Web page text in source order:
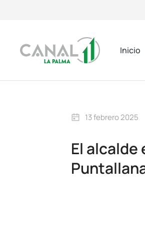
Inicio
13 febrero 2025
El alcalde